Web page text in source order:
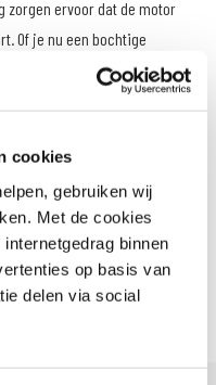
cookies
gebruiken wij
Met de cookies
binnen
op basis van
delen via social
zorgen ervoor dat de motor
Of je nu een bochtige
de Ardennen of dagelijks
balans tussen
prestaties op nat wegdek.
niet alleen wanneer de
en het
onder wisselende